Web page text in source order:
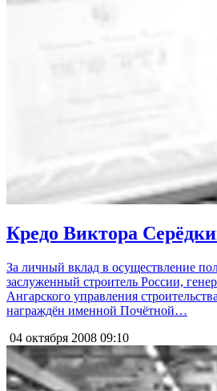
Кредо Виктора
За личный вклад в осуществление
заслуженный строитель России,
Ангарского управления
награждён именной Почётной…
04 октября 2008 09:10